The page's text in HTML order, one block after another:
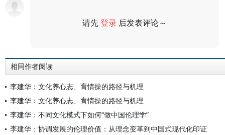
请先登录 后发表评论～
相同作者阅读
李建华：文化养心志、育情操的路径与机理
李建华：文化养心志、育情操的路径与机理
李建华：不同文化模式下如何“做中国伦理学”
李建华：协调发展的伦理价值：从理念变革到中国式现代化印证